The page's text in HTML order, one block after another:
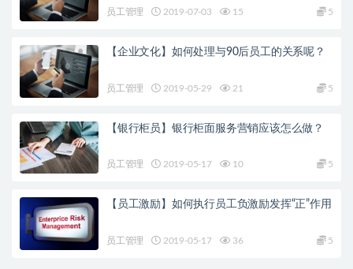
员工管理 2019-07-03 15 5
【企业文化】如何处理与90后员工的关系呢？
员工管理 2019-05-29 21 5
【银行柜员】银行柜面服务营销应该怎么做？
员工管理 2019-05-17 10 5
【员工激励】如何执行员工负激励发挥“正”作用
员工管理 2019-05-17 36 5